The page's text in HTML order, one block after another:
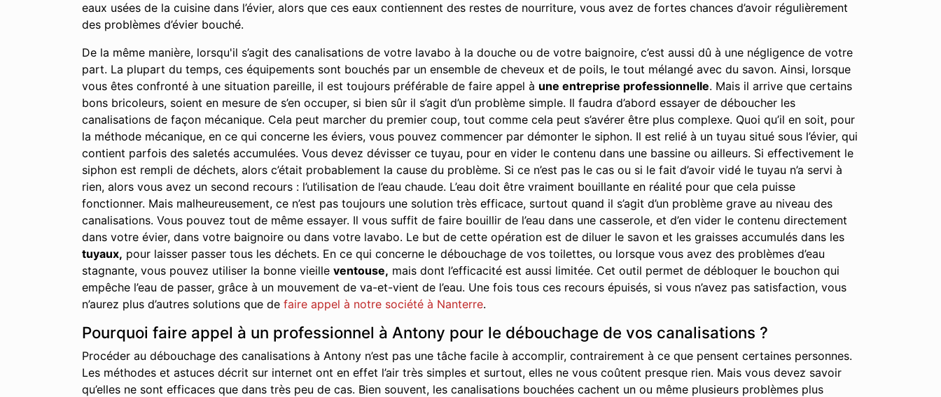
eaux usées de la cuisine dans l’évier, alors que ces eaux contiennent des restes de nourriture, vous avez de fortes chances d’avoir régulièrement
des problèmes d’évier bouché.
De la même manière, lorsqu'il s’agit des canalisations de votre lavabo à la douche ou de votre baignoire, c’est aussi dû à une négligence de votre
part. La plupart du temps, ces équipements sont bouchés par un ensemble de cheveux et de poils, le tout mélangé avec du savon. Ainsi, lorsque
vous êtes confronté à une situation pareille, il est toujours préférable de faire appel à une entreprise professionnelle. Mais il arrive que certains
bons bricoleurs, soient en mesure de s’en occuper, si bien sûr il s’agit d’un problème simple. Il faudra d’abord essayer de déboucher les
canalisations de façon mécanique. Cela peut marcher du premier coup, tout comme cela peut s’avérer être plus complexe. Quoi qu’il en soit, pour
la méthode mécanique, en ce qui concerne les éviers, vous pouvez commencer par démonter le siphon. Il est relié à un tuyau situé sous l’évier, qui
contient parfois des saletés accumulées. Vous devez dévisser ce tuyau, pour en vider le contenu dans une bassine ou ailleurs. Si effectivement le
siphon est rempli de déchets, alors c’était probablement la cause du problème. Si ce n’est pas le cas ou si le fait d’avoir vidé le tuyau n’a servi à
rien, alors vous avez un second recours : l’utilisation de l’eau chaude. L’eau doit être vraiment bouillante en réalité pour que cela puisse
fonctionner. Mais malheureusement, ce n’est pas toujours une solution très efficace, surtout quand il s’agit d’un problème grave au niveau des
canalisations. Vous pouvez tout de même essayer. Il vous suffit de faire bouillir de l’eau dans une casserole, et d’en vider le contenu directement
dans votre évier, dans votre baignoire ou dans votre lavabo. Le but de cette opération est de diluer le savon et les graisses accumulés dans les
tuyaux, pour laisser passer tous les déchets. En ce qui concerne le débouchage de vos toilettes, ou lorsque vous avez des problèmes d’eau
stagnante, vous pouvez utiliser la bonne vieille ventouse, mais dont l’efficacité est aussi limitée. Cet outil permet de débloquer le bouchon qui
empêche l’eau de passer, grâce à un mouvement de va-et-vient de l’eau. Une fois tous ces recours épuisés, si vous n’avez pas satisfaction, vous
n’aurez plus d’autres solutions que de faire appel à notre société à Nanterre.
Pourquoi faire appel à un professionnel à Antony pour le débouchage de vos canalisations ?
Procéder au débouchage des canalisations à Antony n’est pas une tâche facile à accomplir, contrairement à ce que pensent certaines personnes.
Les méthodes et astuces décrit sur internet ont en effet l’air très simples et surtout, elles ne vous coûtent presque rien. Mais vous devez savoir
qu’elles ne sont efficaces que dans très peu de cas. Bien souvent, les canalisations bouchées cachent un ou même plusieurs problèmes plus